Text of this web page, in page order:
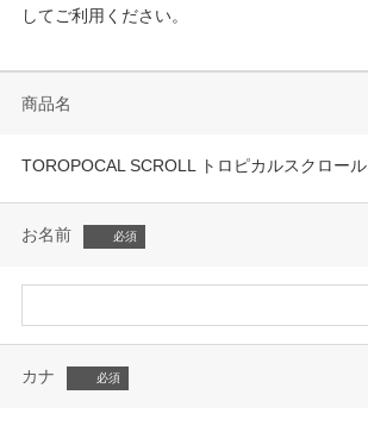
してご利用ください。
商品名
TOROPOCAL SCROLL トロピカルスクロール
お名前
カナ